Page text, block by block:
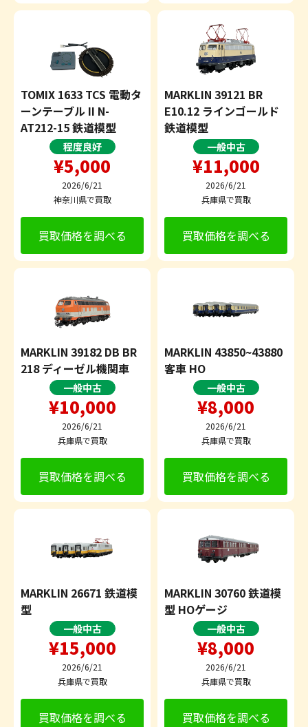
TOMIX 1633 TCS 電動タ
ーンテーブル II N-
AT212-15 鉄道模型
程度良好
¥5,000
2026/6/21
神奈川県で買取
買取価格を調べる
MARKLIN 39121 BR
E10.12 ラインゴールド
鉄道模型
一般中古
¥11,000
2026/6/21
兵庫県で買取
買取価格を調べる
MARKLIN 39182 DB BR
218 ディーゼル機関車
一般中古
¥10,000
2026/6/21
兵庫県で買取
買取価格を調べる
MARKLIN 43850~43880
客車 HO
一般中古
¥8,000
2026/6/21
兵庫県で買取
買取価格を調べる
MARKLIN 26671 鉄道模
型
一般中古
¥15,000
2026/6/21
兵庫県で買取
買取価格を調べる
MARKLIN 30760 鉄道模
型 HOゲージ
一般中古
¥8,000
2026/6/21
兵庫県で買取
買取価格を調べる